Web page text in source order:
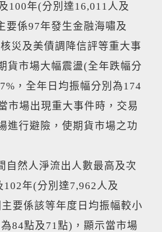
100年(分別達16,011人及
要係97年發生金融海嘯及
災及美債調降信評等重大事
貨市場大幅震盪(全年跌幅分
，全年日均振幅分別為174
市場出現重大事件時，交易
進行避險，使期貨市場之功
自然人淨流出人數最高及次
102年(分別達7,962人及
要係該等年度日均振幅較小
84點及71點)，顯示當市場